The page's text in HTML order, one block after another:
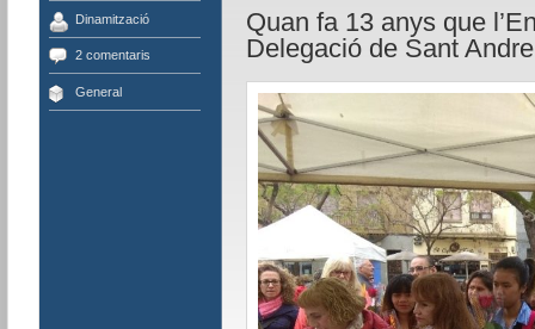
Dinamització
2 comentaris
General
Quan fa 13 anys que
Delegació de Sant